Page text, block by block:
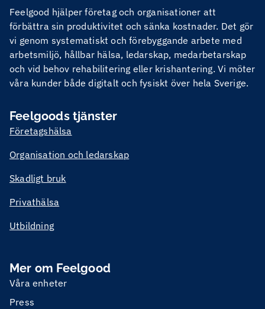
Feelgood hjälper företag och organisationer att
förbättra sin produktivitet och sänka kostnader. Det gör
vi genom systematiskt och förebyggande arbete med
arbetsmiljö, hållbar hälsa, ledarskap, medarbetarskap
och vid behov rehabilitering eller krishantering. Vi möter
våra kunder både digitalt och fysiskt över hela Sverige.
Feelgoods tjänster
Företagshälsa
Organisation och ledarskap
Skadligt bruk
Privathälsa
Utbildning
Mer om Feelgood
Våra enheter
Press